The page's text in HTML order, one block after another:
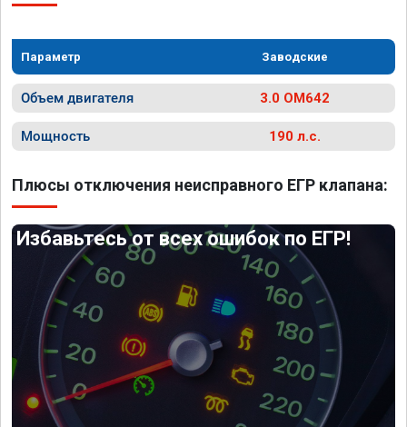
Параметр Заводские
Объем двигателя 3.0 OM642
Мощность 190 л.с.
Плюсы отключения неисправного ЕГР клапана:
Избавьтесь от всех ошибок по ЕГР!